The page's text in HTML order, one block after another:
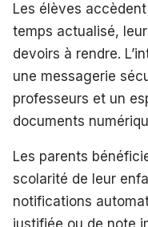
Les élèves
temps actualisé,
devoirs à rendre.
une messagerie
professeurs et un
documents
Les parents
scolarité de leur
notifications